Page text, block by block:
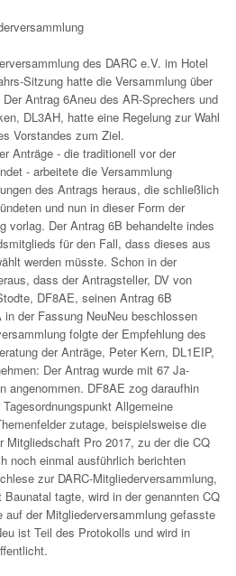
des DARC e.V. im Hotel
Sitzung hatte die Versammlung über
Antrag 6Aneu des AR-Sprechers und
DL3AH, hatte eine Regelung zur Wahl
Vorstandes zum Ziel.
Anträge - die traditionell vor der
- arbeitete die Versammlung
des Antrags heraus, die schließlich
und nun in dieser Form der
vorlag. Der Antrag 6B behandelte indes
für den Fall, dass dieses aus
werden müsste. Schon in der
dass der Antragsteller, DV von
DF8AE, seinen Antrag 6B
der Fassung NeuNeu beschlossen
folgte der Empfehlung des
der Anträge, Peter Kern, DL1EIP,
Der Antrag wurde mit 67 Ja-
angenommen. DF8AE zog daraufhin
Allgemeine
zutage, beispielsweise die
Mitgliedschaft Pro 2017, zu der die CQ
noch einmal ausführlich berichten
zur DARC-Mitgliederversammlung,
tagte, wird in der genannten CQ
auf der Mitgliederversammlung gefasste
ist Teil des Protokolls und wird in